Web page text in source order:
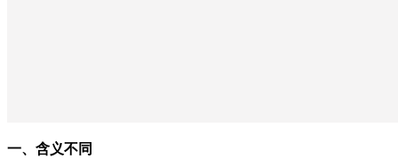
一、含义不同